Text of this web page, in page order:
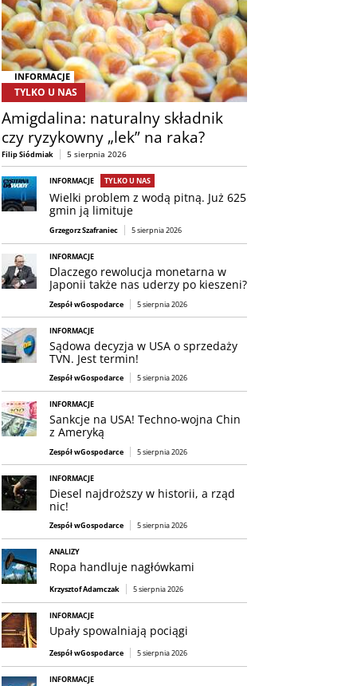
INFORMACJE
TYLKO U NAS
Amigdalina: naturalny składnik
czy ryzykowny „lek” na raka?
Filip Siódmiak 5 sierpnia 2026
INFORMACJE TYLKO U NAS
Wielki problem z wodą pitną. Już 625
gmin ją limituje
Grzegorz Szafraniec 5 sierpnia 2026
INFORMACJE
Dlaczego rewolucja monetarna w
Japonii także nas uderzy po kieszeni?
Zespół wGospodarce 5 sierpnia 2026
INFORMACJE
Sądowa decyzja w USA o sprzedaży
TVN. Jest termin!
Zespół wGospodarce 5 sierpnia 2026
INFORMACJE
Sankcje na USA! Techno-wojna Chin
z Ameryką
Zespół wGospodarce 5 sierpnia 2026
INFORMACJE
Diesel najdroższy w historii, a rząd
nic!
Zespół wGospodarce 5 sierpnia 2026
ANALIZY
Ropa handluje nagłówkami
Krzysztof Adamczak 5 sierpnia 2026
INFORMACJE
Upały spowalniają pociągi
Zespół wGospodarce 5 sierpnia 2026
INFORMACJE